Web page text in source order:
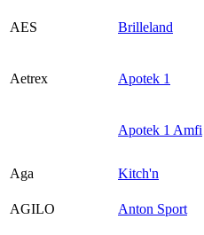
AES Brilleland
Aetrex Apotek 1
Apotek 1 Amfi
Aga
Kitch'n
AGILO
Anton Sport